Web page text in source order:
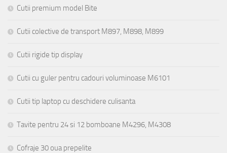
Cutii premium model Bite
Cutii colective de transport M897, M898, M899
Cutii rigide tip display
Cutii cu guler pentru cadouri voluminoase M6101
Cutii tip laptop cu deschidere culisanta
Tavite pentru 24 si 12 bomboane M4296, M4308
Cofraje 30 oua prepelite